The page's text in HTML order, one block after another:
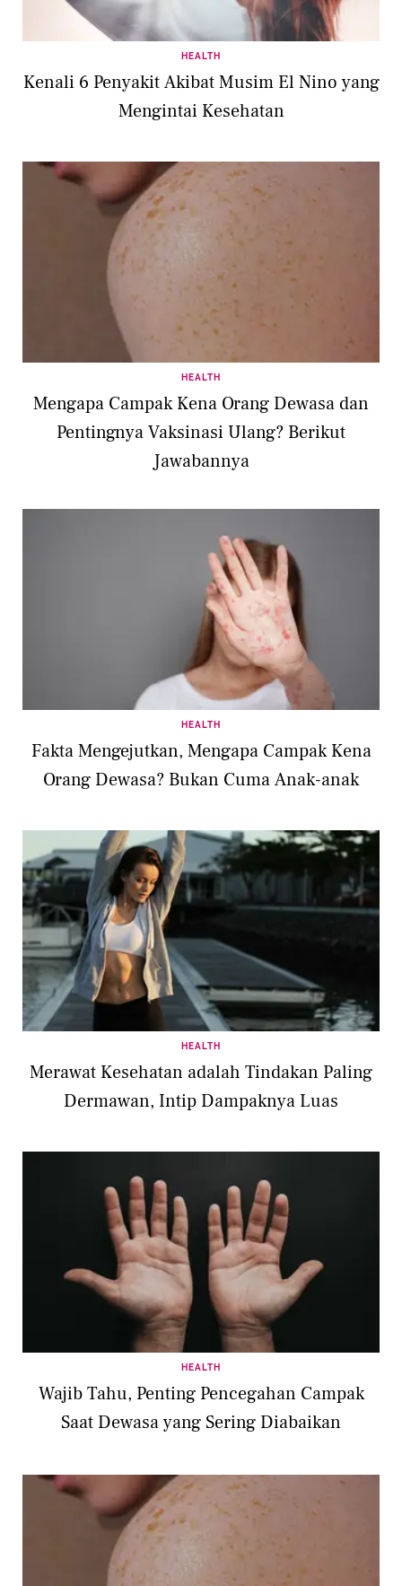
HEALTH
Kenali 6 Penyakit Akibat Musim El Nino yang
Mengintai Kesehatan
HEALTH
Mengapa Campak Kena Orang Dewasa dan
Pentingnya Vaksinasi Ulang? Berikut
Jawabannya
HEALTH
Fakta Mengejutkan, Mengapa Campak Kena
Orang Dewasa? Bukan Cuma Anak-anak
HEALTH
Merawat Kesehatan adalah Tindakan Paling
Dermawan, Intip Dampaknya Luas
HEALTH
Wajib Tahu, Penting Pencegahan Campak
Saat Dewasa yang Sering Diabaikan